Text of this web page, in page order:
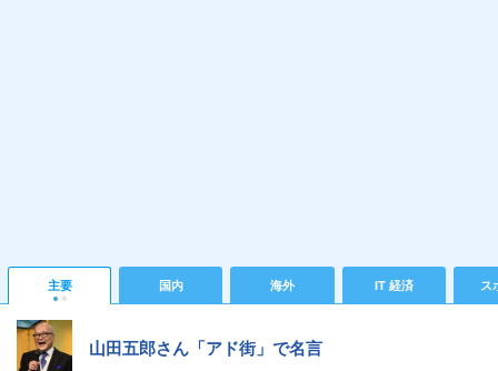
主要 国内 海外 IT 経済 ス
山田五郎さん「アド街」で名言